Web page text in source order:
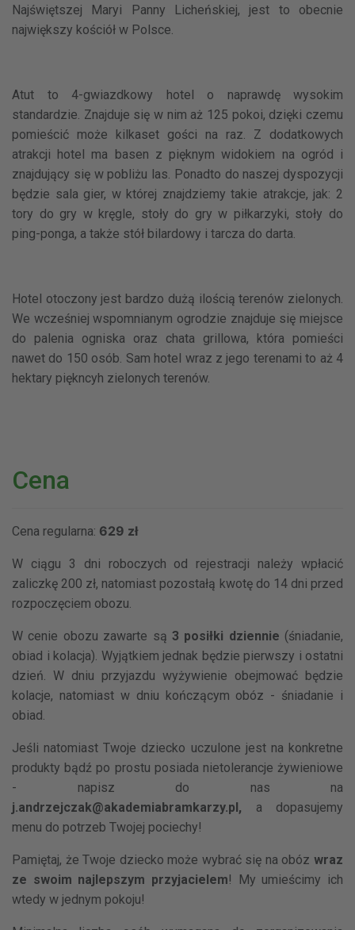
Najświętszej Maryi Panny Licheńskiej, jest to obecnie
największy kościół w Polsce.
Atut to 4-gwiazdkowy hotel o naprawdę wysokim
standardzie. Znajduje się w nim aż 125 pokoi, dzięki czemu
pomieścić może kilkaset gości na raz. Z dodatkowych
atrakcji hotel ma basen z pięknym widokiem na ogród i
znajdujący się w pobliżu las. Ponadto do naszej dyspozycji
będzie sala gier, w której znajdziemy takie atrakcje, jak: 2
tory do gry w kręgle, stoły do gry w piłkarzyki, stoły do
ping-ponga, a także stół bilardowy i tarcza do darta.
Hotel otoczony jest bardzo dużą ilością terenów zielonych.
We wcześniej wspomnianym ogrodzie znajduje się miejsce
do palenia ogniska oraz chata grillowa, która pomieści
nawet do 150 osób. Sam hotel wraz z jego terenami to aż 4
hektary piękncyh zielonych terenów.
Cena
Cena regularna: 629 zł
W ciągu 3 dni roboczych od rejestracji należy wpłacić
zaliczkę 200 zł, natomiast pozostałą kwotę do 14 dni przed
rozpoczęciem obozu.
W cenie obozu zawarte są 3 posiłki dziennie (śniadanie,
obiad i kolacja). Wyjątkiem jednak będzie pierwszy i ostatni
dzień. W dniu przyjazdu wyżywienie obejmować będzie
kolacje, natomiast w dniu kończącym obóz - śniadanie i
obiad.
Jeśli natomiast Twoje dziecko uczulone jest na konkretne
produkty bądź po prostu posiada nietolerancje żywieniowe
- napisz do nas na
j.andrzejczak@akademiabramkarzy.pl, a dopasujemy
menu do potrzeb Twojej pociechy!
Pamiętaj, że Twoje dziecko może wybrać się na obóz wraz
ze swoim najlepszym przyjacielem! My umieścimy ich
wtedy w jednym pokoju!